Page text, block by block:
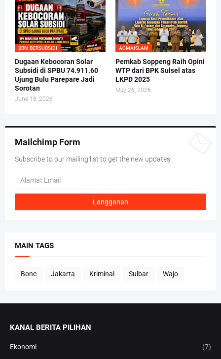
BBM BERSUBSIDI
Dugaan Kebocoran Solar
Subsidi di SPBU 74.911.60
Ujung Bulu Parepare Jadi
Sorotan
June 18, 2026
AGMAISLAM
Pemkab Soppeng Raih Opini
WTP dari BPK Sulsel atas
LKPD 2025
May 26, 2026
Mailchimp Form
Subscribe to our mailing list to get the new updates.
MAIN TAGS
Bone Jakarta Kriminal Sulbar Wajo
KANAL BERITA PILIHAN
Ekonomi (7)